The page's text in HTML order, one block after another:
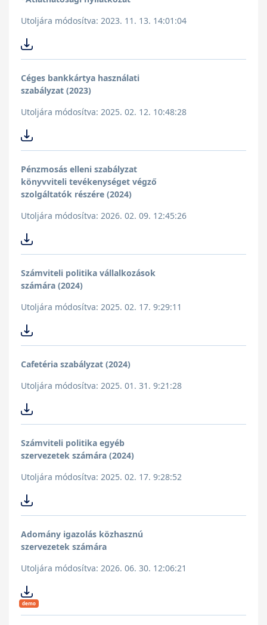
Utoljára módosítva: 2023. 11. 13. 14:01:04
Céges bankkártya használati
szabályzat (2023)
Utoljára módosítva: 2025. 02. 12. 10:48:28
Pénzmosás elleni szabályzat
könyvviteli tevékenységet végző
szolgáltatók részére (2024)
Utoljára módosítva: 2026. 02. 09. 12:45:26
Számviteli politika vállalkozások
számára (2024)
Utoljára módosítva: 2025. 02. 17. 9:29:11
Cafetéria szabályzat (2024)
Utoljára módosítva: 2025. 01. 31. 9:21:28
Számviteli politika egyéb
szervezetek számára (2024)
Utoljára módosítva: 2025. 02. 17. 9:28:52
Adomány igazolás közhasznú
szervezetek számára
Utoljára módosítva: 2026. 06. 30. 12:06:21
demo